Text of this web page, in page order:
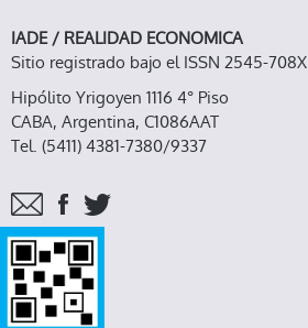
IADE / REALIDAD ECONOMICA
Sitio registrado bajo el ISSN 2545-708X
Hipólito Yrigoyen 1116 4° Piso
CABA, Argentina, C1086AAT
Tel. (5411) 4381-7380/9337